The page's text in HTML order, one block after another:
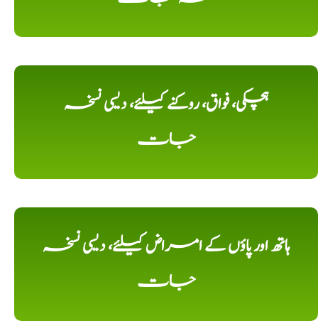
ہچکی، فواق، روکنے کیلئے، دیسی نسخہ
جات
ہاتھ اور پاؤں کے امراض کیلئے، دیسی نسخہ
جات